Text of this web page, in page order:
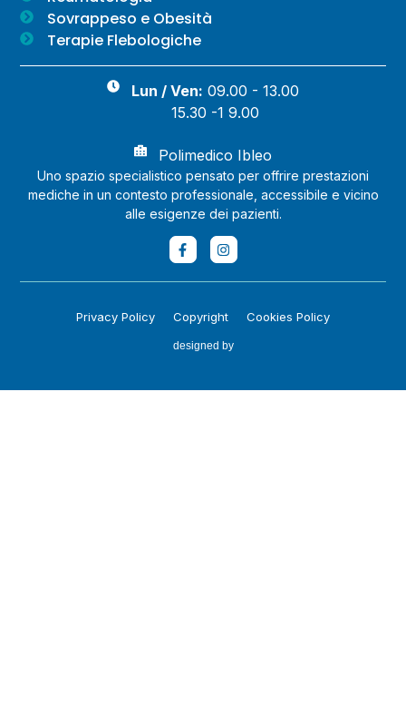
Sovrappeso e Obesità
Terapie Flebologiche
Lun / Ven: 09.00 - 13.00
15.30 -1 9.00
Polimedico Ibleo
Uno spazio specialistico pensato per offrire prestazioni
mediche in un contesto professionale, accessibile e vicino
alle esigenze dei pazienti.
Privacy Policy Copyright Cookies Policy
designed by